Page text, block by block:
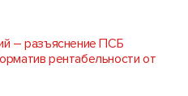
– разъяснение ПСБ
рентабельности от